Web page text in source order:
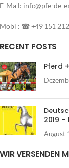
E-Mail: info@pferde-
Mobil: ☎ +49 151
RECENT POSTS
Pferd
2019
August
WIR VERSENDEN